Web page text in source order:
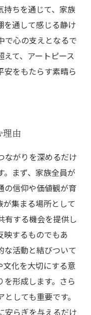
持ちを通じて、家族
を通して感じる静け
で心の支えとなるで
て、アートピース
安をもたらす素晴ら
理由
ながりを深めるだけ
。まず、家族全員が
の信仰や価値観が育
が集まる場所として
有する機会を提供し
映するものでもあ
な活動と結びついて
文化を大切にする意
形成します。さら
しても重要です。
安らぎを与えるだけ